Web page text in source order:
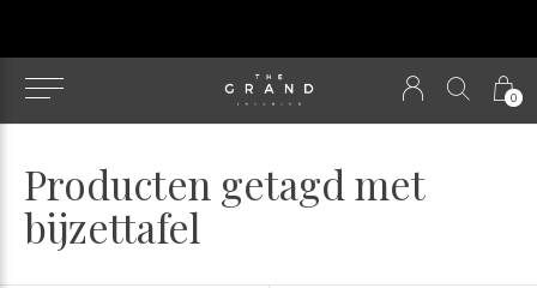
0
Producten getagd met
bijzettafel